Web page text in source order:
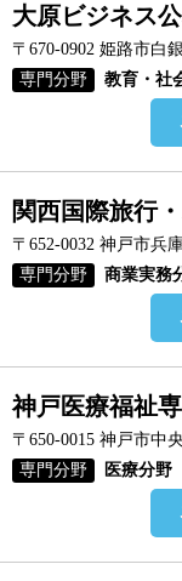
大原ビジネス
〒670-0902 姫路市白
専門分野
教育・社
関西国際旅行
〒652-0032 神戸市兵
専門分野
商業実務
神戸医療福祉
〒650-0015 神戸市中
専門分野
医療分野